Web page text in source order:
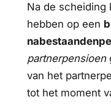
Na de scheiding
hebben op een
partnerpensioen
van het
tot het moment